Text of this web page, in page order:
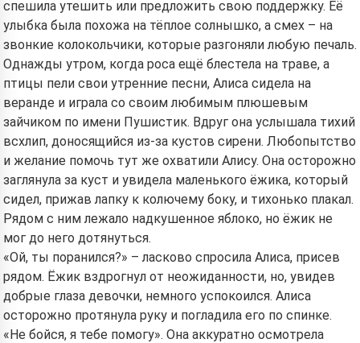
спешила утешить или предложить свою поддержку. Её
улыбка была похожа на тёплое солнышко, а смех – на
звонкие колокольчики, которые разгоняли любую печаль.
Однажды утром, когда роса ещё блестела на траве, а
птицы пели свои утренние песни, Алиса сидела на
веранде и играла со своим любимым плюшевым
зайчиком по имени Пушистик. Вдруг она услышала тихий
всхлип, доносящийся из-за кустов сирени. Любопытство
и желание помочь тут же охватили Алису. Она осторожно
заглянула за куст и увидела маленького ёжика, который
сидел, прижав лапку к колючему боку, и тихонько плакал.
Рядом с ним лежало надкушенное яблоко, но ёжик не
мог до него дотянуться.
«Ой, ты поранился?» – ласково спросила Алиса, присев
рядом. Ёжик вздрогнул от неожиданности, но, увидев
добрые глаза девочки, немного успокоился. Алиса
осторожно протянула руку и погладила его по спинке.
«Не бойся, я тебе помогу». Она аккуратно осмотрела